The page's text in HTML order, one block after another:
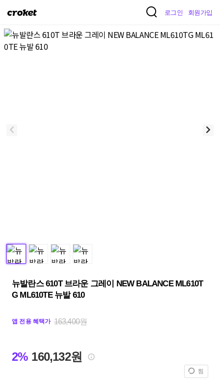
크
켓
로그인 회원가입
뉴발란스 610T 브라운 그레이 NEW BALANCE ML610T
G ML610TE 뉴발 610
앱 전용 혜택가 163,400원
2% 160,132원
찜